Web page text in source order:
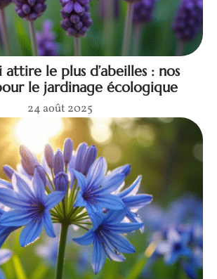
attire le plus d’abeilles : nos
le jardinage écologique
24 août 2025